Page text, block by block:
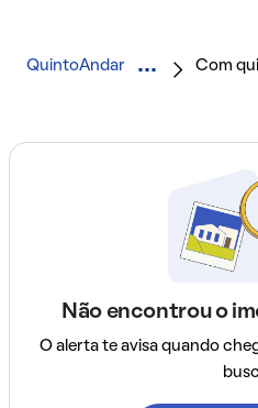
QuintoAndar Com
Não encontrou o
O alerta te avisa quando